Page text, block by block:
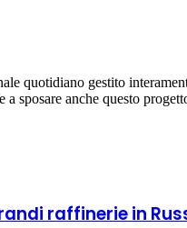
quotidiano gestito
sposare anche questo
raffinerie in